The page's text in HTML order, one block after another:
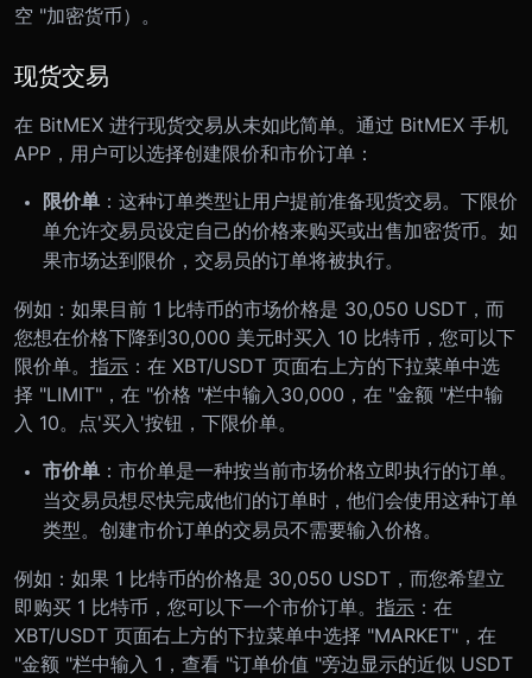
空 "加密货币）。
现货交易
在 BitMEX 进行现货交易从未如此简单。通过 BitMEX 手机
APP，用户可以选择创建限价和市价订单：
限价单 ：这种订单类型让用户提前准备现货交易。下限价
单允许交易员设定自己的价格来购买或出售加密货币。如
果市场达到限价，交易员的订单将被执行。
例如：如果目前 1 比特币的市场价格是 30,050 USDT，而
您想在价格下降到30,000 美元时买入 10 比特币，您可以下
限价单。 指示 ：在 XBT/USDT 页面右上方的下拉菜单中选
择 "LIMIT"，在 "价格 "栏中输入30,000，在 "金额 "栏中输
入 10。点'买入'按钮，下限价单。
市价单 ：市价单是一种按当前市场价格立即执行的订单。
当交易员想尽快完成他们的订单时，他们会使用这种订单
类型。创建市价订单的交易员不需要输入价格。
例如：如果 1 比特币的价格是 30,050 USDT，而您希望立
即购买 1 比特币，您可以下一个市价订单。 指示 ：在
XBT/USDT 页面右上方的下拉菜单中选择 "MARKET"，在
"金额 "栏中输入 1，查看 "订单价值 "旁边显示的近似 USDT